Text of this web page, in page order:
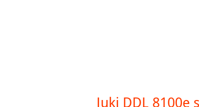
Juki DDL 8100e